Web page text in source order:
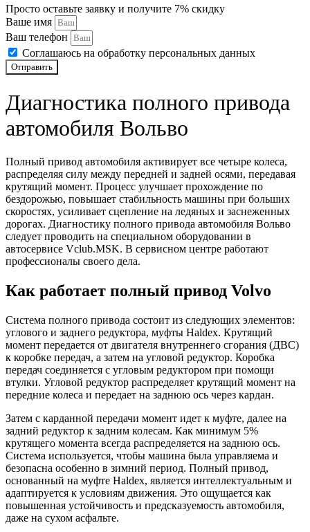
Капитальный ремонт двигателя Вольво
Защита картера двигателя Вольво
Прошивка брелоков и восстановление ключа Вольво
Отключение EGR, заднего датчика кислорода/лямбда зонда для
Вольво
Ремонт приборной панели Вольво
Ремонт блока управления люком и панорамной крышей Вольво
Ремонт центрального замка, системы централизованного запирания
автомобиля Вольво
Ремонт блока управления вентилятором охлаждения двигателя
Диагностика и ремонт системы полного привода Вольво
Ремонт электронных блоков ABS Вольво
Диагностика систем ABS и DSTC Вольво
Поиск утечки тока, произвольный разряд аккумулятора Вольво
Клонирование, прошивка и ремонт блоков управления Вольво
Диагностика CAN шины для Вольво
Диагностика, ремонт проводки Вольво
Замена турбины двигателя Вольво
Просто оставьте заявку и получите 7% скидку
Ваше имя
Ваш телефон
Соглашаюсь на обработку персональных данных
Отправить
Диагностика полного привода
автомобиля Вольво
Полный привод автомобиля активирует все четыре колеса,
распределяя силу между передней и задней осями, передавая
крутящий момент. Процесс улучшает прохождение по
бездорожью, повышает стабильность машины при больших
скоростях, усиливает сцепление на ледяных и заснеженных
дорогах. Диагностику полного привода автомобиля Вольво
следует проводить на специальном оборудовании в
автосервисе Vclub.MSK. В сервисном центре работают
профессионалы своего дела.
Как работает полный привод Volvo
Система полного привода состоит из следующих элементов:
углового и заднего редуктора, муфты Haldex. Крутящий
момент передается от двигателя внутреннего сгорания (ДВС)
к коробке передач, а затем на угловой редуктор. Коробка
передач соединяется с угловым редуктором при помощи
втулки. Угловой редуктор распределяет крутящий момент на
передние колеса и передает на заднюю ось через кардан.
Затем с карданной передачи момент идет к муфте, далее на
задний редуктор к задним колесам. Как минимум 5%
крутящего момента всегда распределяется на заднюю ось.
Система используется, чтобы машина была управляема и
безопасна особенно в зимний период. Полный привод,
основанный на муфте Haldex, является интеллектуальным и
адаптируется к условиям движения. Это ощущается как
повышенная устойчивость и предсказуемость автомобиля,
даже на сухом асфальте.